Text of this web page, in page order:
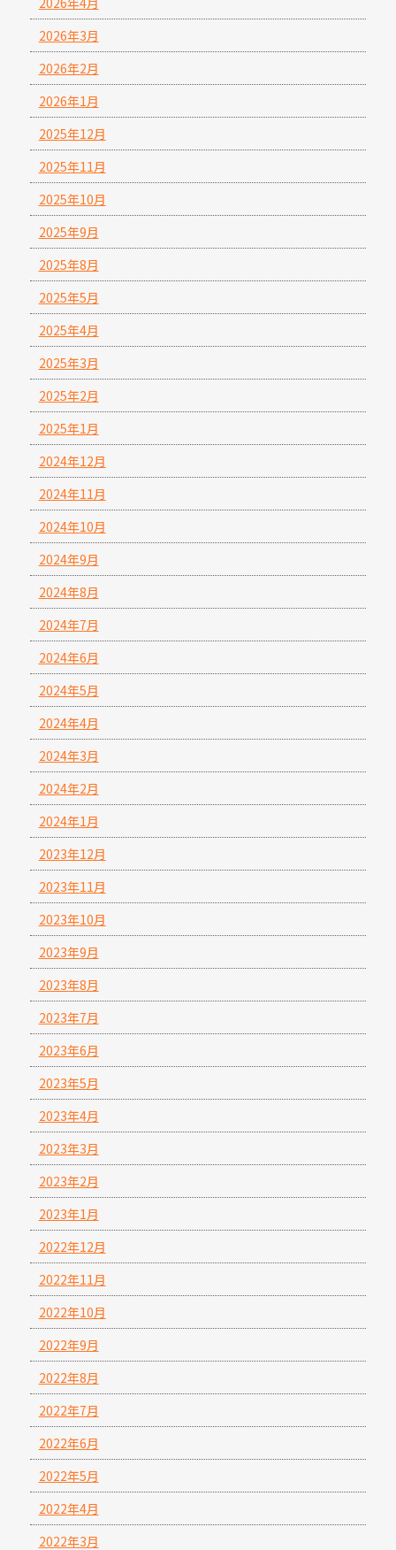
2026年3月
2026年2月
2026年1月
2025年12月
2025年11月
2025年10月
2025年9月
2025年8月
2025年5月
2025年4月
2025年3月
2025年2月
2025年1月
2024年12月
2024年11月
2024年10月
2024年9月
2024年8月
2024年7月
2024年6月
2024年5月
2024年4月
2024年3月
2024年2月
2024年1月
2023年12月
2023年11月
2023年10月
2023年9月
2023年8月
2023年7月
2023年6月
2023年5月
2023年4月
2023年3月
2023年2月
2023年1月
2022年12月
2022年11月
2022年10月
2022年9月
2022年8月
2022年7月
2022年6月
2022年5月
2022年4月
2022年3月